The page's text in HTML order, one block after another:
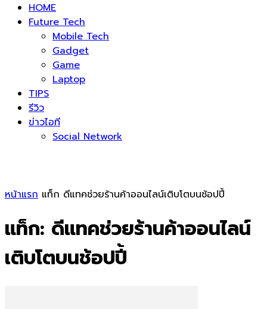
HOME
Future Tech
Mobile Tech
Gadget
Game
Laptop
TIPS
รีวิว
ข่าวไอที
Social Network
หน้าแรก แท็ก ดีแทคช่วยร้านค้าออนไลน์เติบโตบนช้อปปี้
แท็ก: ดีแทคช่วยร้านค้าออนไลน์
เติบโตบนช้อปปี้